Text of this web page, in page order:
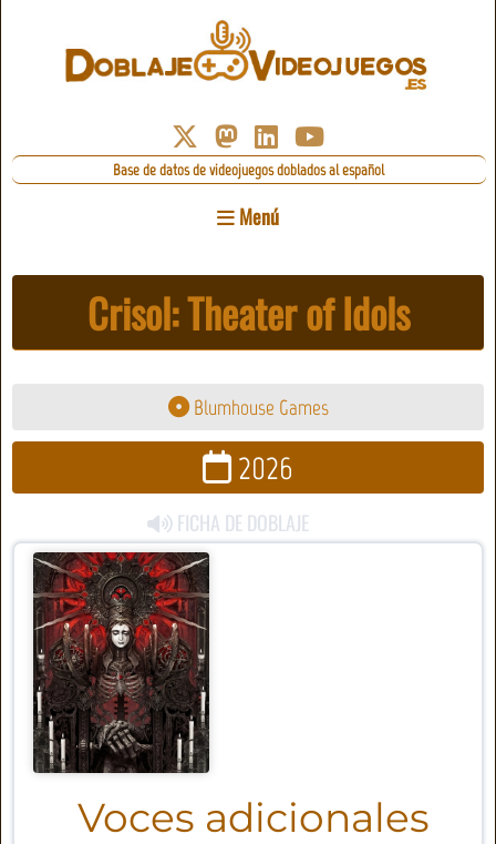
Base de datos de videojuegos doblados al español
Menú
Crisol: Theater of Idols
Blumhouse Games
2026
FICHA DE DOBLAJE
Voces adicionales